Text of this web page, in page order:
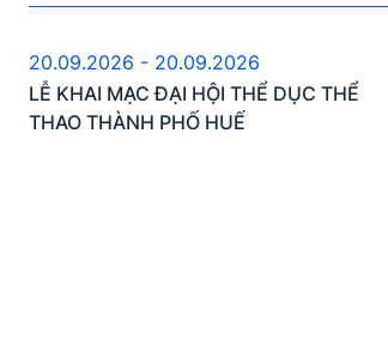
Sự kiện sắp diễn ra
20.09.2026 - 20.09.2026
LỄ KHAI MẠC ĐẠI HỘI THỂ DỤC THỂ
THAO THÀNH PHỐ HUẾ